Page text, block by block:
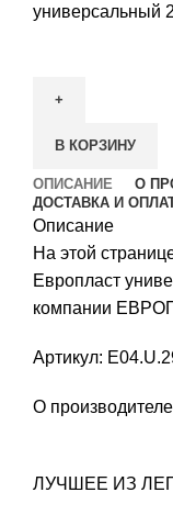
универсальный
В КОРЗИНУ
ОПИСАНИЕ О
ДОСТАВКА И
Описание
На этой
Европласт
компании
Артикул:
О производителе
ЛУЧШЕЕ ИЗ